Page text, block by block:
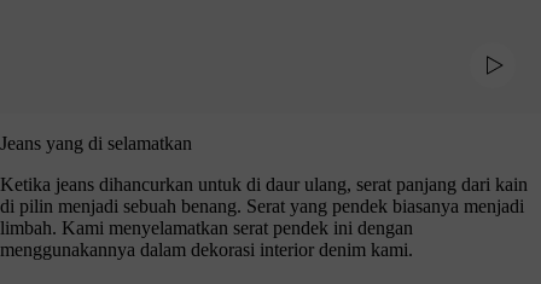
Jeans yang di selamatkan
Ketika jeans dihancurkan untuk di daur ulang, serat panjang dari kain
di pilin menjadi sebuah benang. Serat yang pendek biasanya menjadi
limbah. Kami menyelamatkan serat pendek ini dengan
menggunakannya dalam dekorasi interior denim kami.